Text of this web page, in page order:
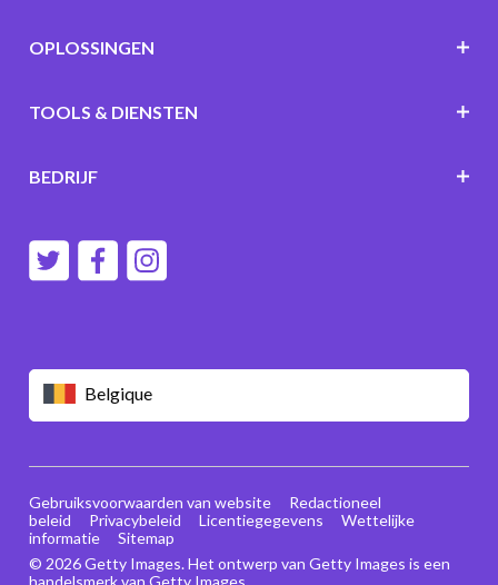
Belgique
OPLOSSINGEN
TOOLS & DIENSTEN
BEDRIJF
© 2026 Getty Images. Het ontwerp van Getty Images is een
handelsmerk van Getty Images.
Gebruiksvoorwaarden van website
Redactioneel
beleid
Privacybeleid Licentiegegevens
Wettelijke
informatie
Sitemap